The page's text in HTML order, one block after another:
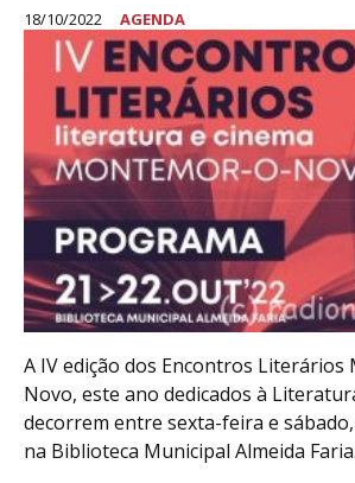
18/10/2022 AGENDA
A IV edição dos Encontros
Novo, este ano dedicados à
decorrem entre sexta-feira e sábado,
na Biblioteca Municipal Almeida Faria.